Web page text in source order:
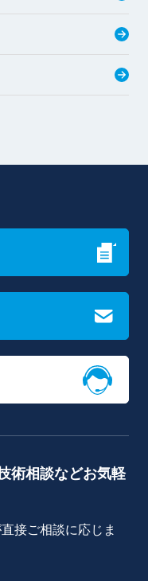
術相談などお気軽
接ご相談に応じま